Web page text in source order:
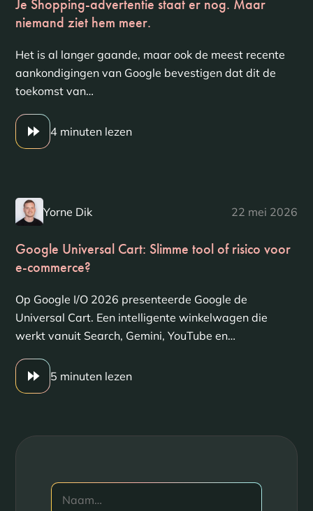
Je Shopping-advertentie staat er nog. Maar
niemand ziet hem meer.
Het is al langer gaande, maar ook de meest recente
aankondigingen van Google bevestigen dat dit de
toekomst van…
4 minuten lezen
Yorne Dik 22 mei 2026
Google Universal Cart: Slimme tool of risico voor
e-commerce?
Op Google I/O 2026 presenteerde Google de
Universal Cart. Een intelligente winkelwagen die
werkt vanuit Search, Gemini, YouTube en…
5 minuten lezen